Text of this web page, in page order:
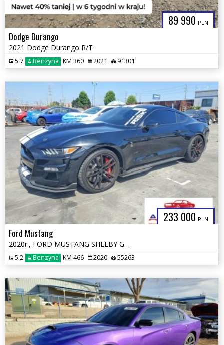
89 990 PLN
Dodge Durango
2021 Dodge Durango R/T
5.7 Benzyna KM 360 2021 91301
233 000 PLN
Ford Mustang
2020r., FORD MUSTANG SHELBY GT500, 5.2L, od ubezpieczalni
5.2 Benzyna KM 466 2020 55263